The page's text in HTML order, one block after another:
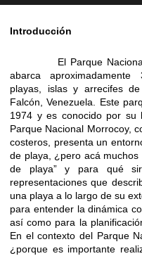
Introducción
El Parque Nacional
abarca
playas, islas y arrecifes
Falcón, Venezuela. Este
1974 y es conocido por su
Parque Nacional Morrocoy,
costeros, presenta un
de playa, ¿pero acá
de playa” y para qué
representaciones que
una playa a lo largo de su
para entender la dinámica
así como para la
En el contexto del Parque
¿porque es importante